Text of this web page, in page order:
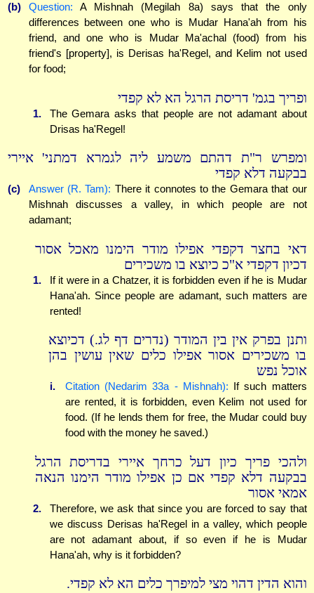
(b) Question: A Mishnah (Megilah 8a) says that the only
differences between one who is Mudar Hana'ah from his
friend, and one who is Mudar Ma'achal (food) from his
friend's [property], is Derisas ha'Regel, and Kelim not used
for food;
ופריך בגמ' דריסת הרגל הא לא קפדי
1.
The Gemara asks that people are not adamant about
Drisas ha'Regel!
ומפרש ר"ת דהתם משמע ליה לגמרא דמתני' איירי
בבקעה דלא קפדי
(c) Answer (R. Tam): There it connotes to the Gemara that our
Mishnah discusses a valley, in which people are not
adamant;
דאי בחצר דקפדי אפילו מודר הימנו מאכל אסור
דכיון דקפדי א"כ כיוצא בו משכירים
1.
If it were in a Chatzer, it is forbidden even if he is Mudar
Hana'ah. Since people are adamant, such matters are
rented!
ותנן בפרק אין בין המודר (נדרים דף לג.) דכיוצא
בו משכירים אסור אפילו כלים שאין עושין בהן
אוכל נפש
i. Citation (Nedarim 33a - Mishnah): If such matters
are rented, it is forbidden, even Kelim not used for
food. (If he lends them for free, the Mudar could buy
food with the money he saved.)
ולהכי פריך כיון דעל כרחך איירי בדריסת הרגל
בבקעה דלא קפדי אם כן אפילו מודר הימנו הנאה
אמאי אסור
2.
Therefore, we ask that since you are forced to say that
we discuss Derisas ha'Regel in a valley, which people
are not adamant about, if so even if he is Mudar
Hana'ah, why is it forbidden?
והוא הדין דהוי מצי למיפרך כלים הא לא קפדי.